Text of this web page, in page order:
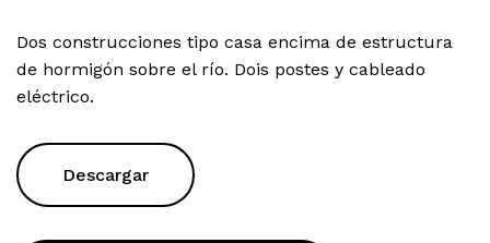
Dos construcciones tipo casa encima de estructura
de hormigón sobre el río. Dois postes y cableado
eléctrico.
Descargar